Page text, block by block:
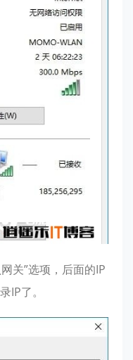
关”选项，后面的IP
IP了。